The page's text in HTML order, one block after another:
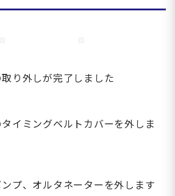
り外しが完了しました
イミングベルトカバーを外しま
プ、オルタネーターを外します